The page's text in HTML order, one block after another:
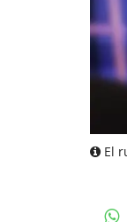
El